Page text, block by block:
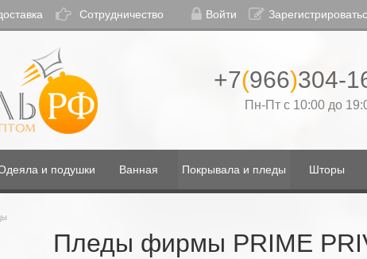
Сотрудничество Войти
+7(966)304-
Пн-Пт с 10:00 до
и подушки Ванная Покрывала и пледы Шторы
Пледы фирмы PRIME